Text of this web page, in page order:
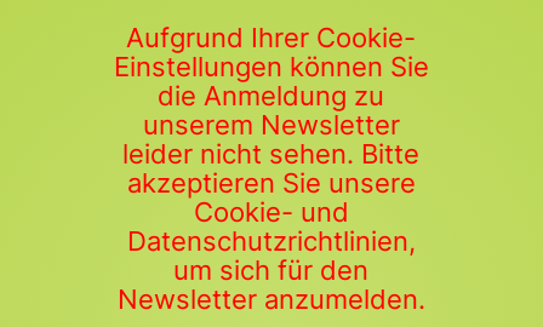
Aufgrund Ihrer Cookie-
Einstellungen können Sie
die Anmeldung zu
unserem Newsletter
leider nicht sehen. Bitte
akzeptieren Sie unsere
Cookie- und
Datenschutzrichtlinien,
um sich für den
Newsletter anzumelden.